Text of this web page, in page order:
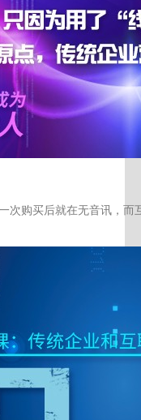
次购买后就在无音讯，